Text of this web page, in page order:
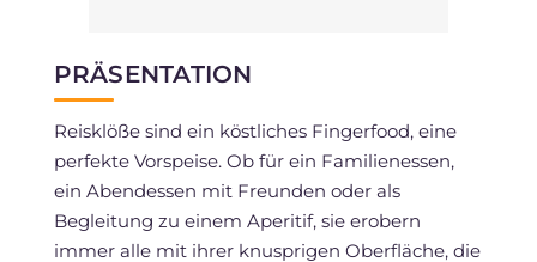
PRÄSENTATION
Reisklöße sind ein köstliches Fingerfood, eine
perfekte Vorspeise. Ob für ein Familienessen,
ein Abendessen mit Freunden oder als
Begleitung zu einem Aperitif, sie erobern
immer alle mit ihrer knusprigen Oberfläche, die